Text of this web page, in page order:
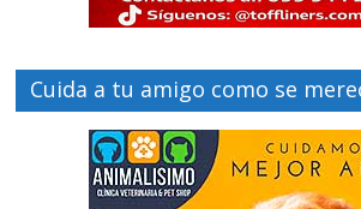
Cuida a tu amigo como se